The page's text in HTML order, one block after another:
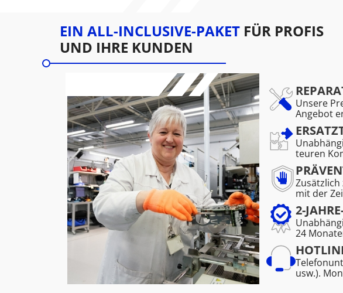
EIN ALL-INCLUSIVE-PAKET FÜR PROFIS
UND IHRE KUNDEN
Unsere
Angebot
teuren
mit der
2-
24
usw.).